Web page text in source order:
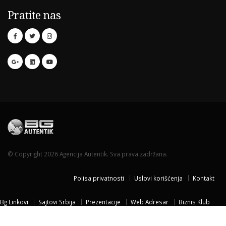
Pratite nas
© Copyright 2026 Agencija Autentik. Sva prava zadržana.
Polisa privatnosti Uslovi korišćenja Kontakt
Bg Linkovi Sajtovi Srbija Prezentacije Web Adresar
Biznis Klub